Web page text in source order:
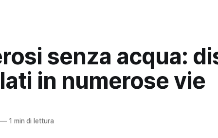
senza acqua:
in numerose vie
—1 min di lettura